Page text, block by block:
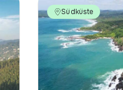
Südküste